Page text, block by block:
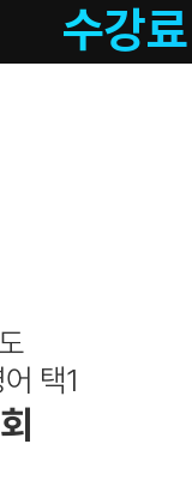
수강
택1